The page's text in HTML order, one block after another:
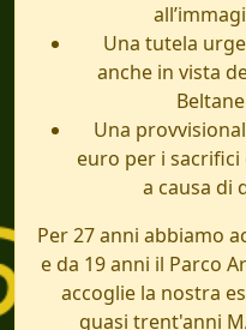
Una tutela
anche in vista
Una
euro per i
a causa di
Per 27 anni abbiamo
e da 19 anni il Parco
accoglie la nostra
quasi trent'anni